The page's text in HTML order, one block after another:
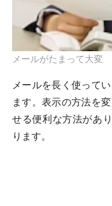
メールがたまって大変
メールを長く使って
ます。表示の方法を
せる便利な方法があ
ります。